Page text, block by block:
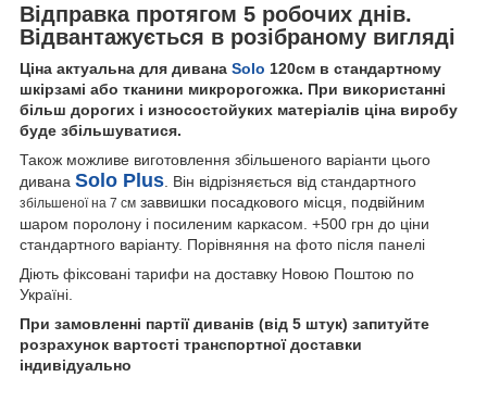
Відправка протягом 5 робочих днів.
Відвантажується в розібраному вигляді
Ціна актуальна для дивана Solo 120см в стандартному
шкірзамі або тканини микророгожка. При використанні
більш дорогих і износостойуких матеріалів ціна виробу
буде збільшуватися.
Також можливе виготовлення збільшеного варіанти цього
дивана Solo Plus . Він відрізняється від стандартного
збільшеної на 7 см заввишки посадкового місця, подвійним
шаром поролону і посиленим каркасом. +500 грн до ціни
стандартного варіанту. Порівняння на фото після панелі
Діють фіксовані тарифи на доставку Новою Поштою по
Україні.
При замовленні партії диванів (від 5 штук) запитуйте
розрахунок вартості транспортної доставки
індивідуально